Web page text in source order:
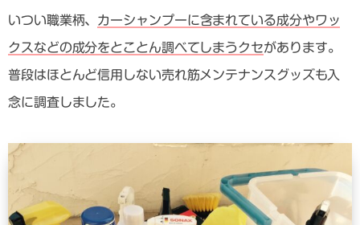
いつい職業柄、 カーシャンプーに含まれている成分やワッ
クスなどの成分をとことん調べてしまうクセがあります。
普段はほとんど信用しない売れ筋メンテナンスグッズも入
念に調査しました。